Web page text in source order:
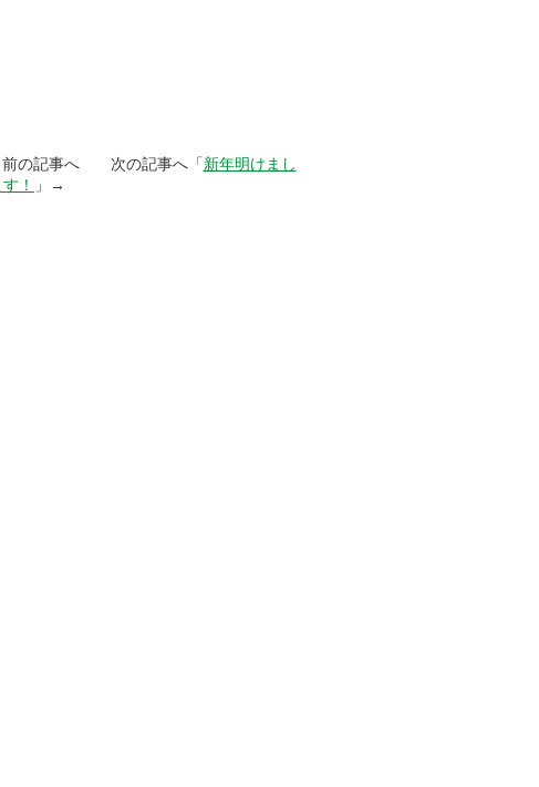
前の記事へ 次の記事へ「新年明けまし
！
」→